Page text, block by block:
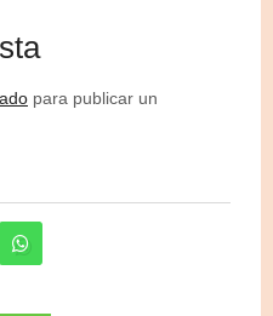
para publicar un